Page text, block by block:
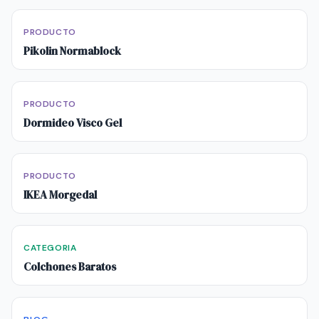
PRODUCTO
Pikolin Normablock
PRODUCTO
Dormideo Visco Gel
PRODUCTO
IKEA Morgedal
CATEGORIA
Colchones Baratos